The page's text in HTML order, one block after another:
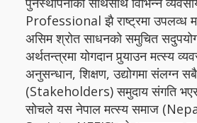
Professional झै राष्ट्रमा उपलव्ध
असिम श्रोत साधनको समुचित सदुपयोग
अर्थतन्त्रमा योगदान पुर्‍याउन मत्स्य
अनुसन्धान, शिक्षण, उद्योगमा संलग्न
(Stakeholders) समुदाय संगति भएर
सोचले यस नेपाल मत्स्य समाज